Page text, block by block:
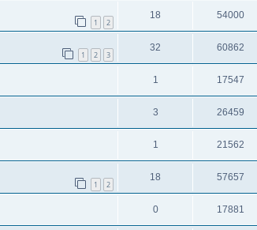
1 2
18 54000
1 2 3
32 60862
1 17547
3 26459
1 21562
1 2
18 57657
0 17881